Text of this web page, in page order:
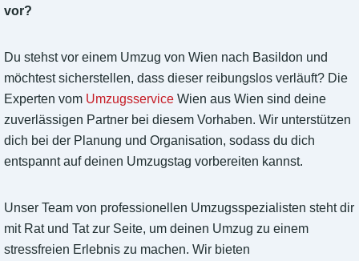
vor?
Du stehst vor einem Umzug von Wien nach Basildon und
möchtest sicherstellen, dass dieser reibungslos verläuft? Die
Experten vom Umzugsservice Wien aus Wien sind deine
zuverlässigen Partner bei diesem Vorhaben. Wir unterstützen
dich bei der Planung und Organisation, sodass du dich
entspannt auf deinen Umzugstag vorbereiten kannst.
Unser Team von professionellen Umzugsspezialisten steht dir
mit Rat und Tat zur Seite, um deinen Umzug zu einem
stressfreien Erlebnis zu machen. Wir bieten